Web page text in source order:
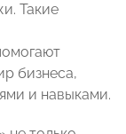
Такие
бизнеса,
и навыками.